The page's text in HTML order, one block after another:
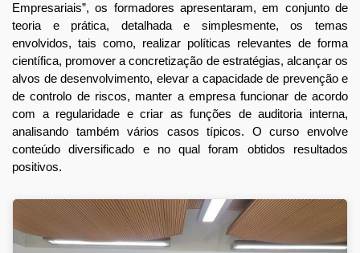
Empresariais”, os formadores apresentaram, em conjunto de
teoria e prática, detalhada e simplesmente, os temas
envolvidos, tais como, realizar políticas relevantes de forma
científica, promover a concretização de estratégias, alcançar os
alvos de desenvolvimento, elevar a capacidade de prevenção e
de controlo de riscos, manter a empresa funcionar de acordo
com a regularidade e criar as funções de auditoria interna,
analisando também vários casos típicos. O curso envolve
conteúdo diversificado e no qual foram obtidos resultados
positivos.